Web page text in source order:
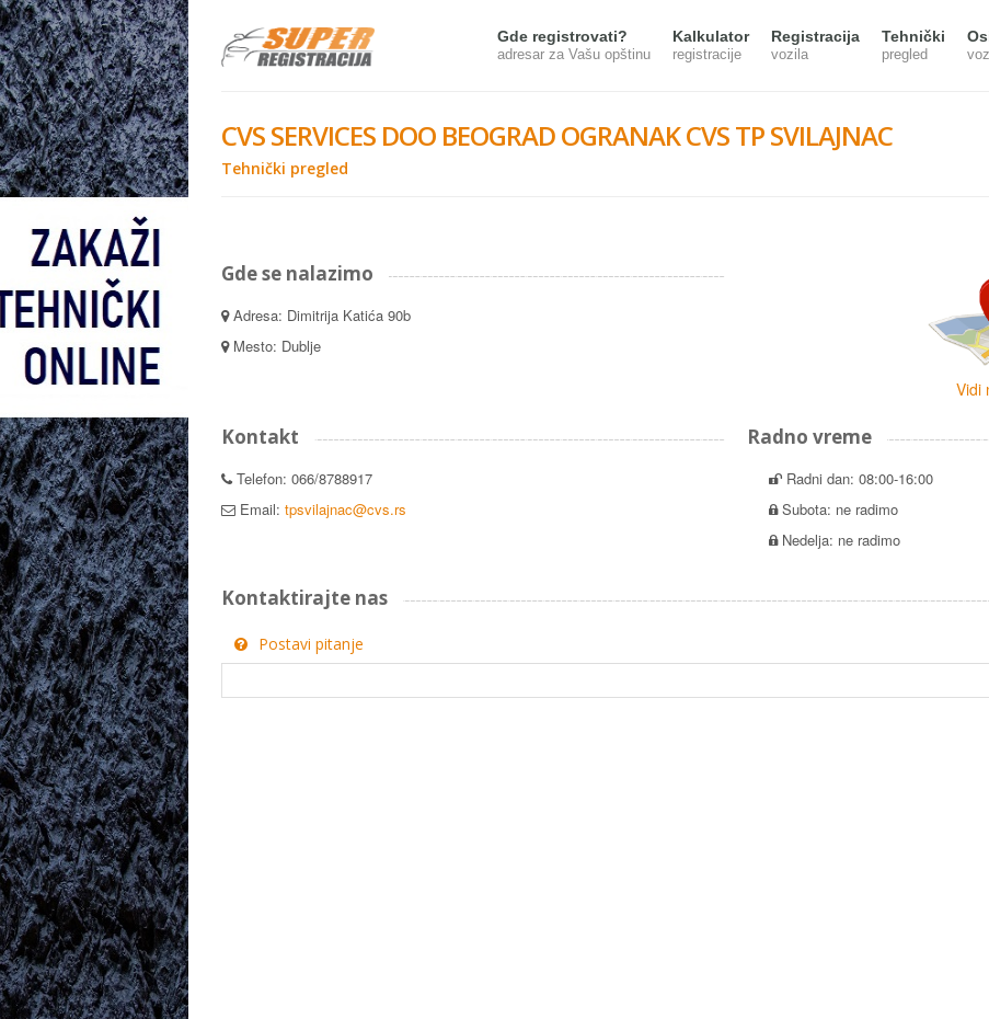
Gde registrovati?
adresar za Vašu opštinu
Kalkulator
registracije
Registracija
vozila
Tehnički
pregled
CVS SERVICES DOO BEOGRAD OGRANAK CVS TP SVILAJNAC
Tehnički pregled
Gde se nalazimo
Adresa: Dimitrija Katića 90b
Mesto: Dublje
Vidi
Kontakt
Telefon: 066/8788917
Email: tpsvilajnac@cvs.rs
Radno vreme
Radni dan: 08:00-16:00
Subota: ne radimo
Nedelja: ne radimo
Kontaktirajte nas
Postavi pitanje